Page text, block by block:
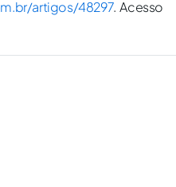
artigos/48297. Acesso